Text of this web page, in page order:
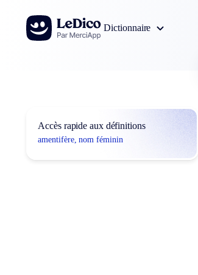
Aller au contenu
Dictionnaire
Accès rapide aux définitions
amentifère, nom féminin